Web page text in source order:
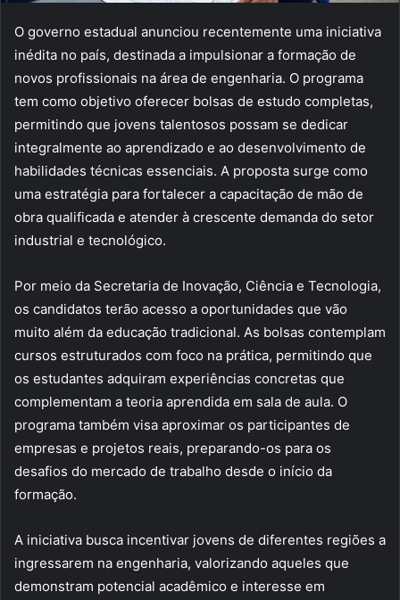
O governo estadual anunciou recentemente uma iniciativa
inédita no país, destinada a impulsionar a formação de
novos profissionais na área de engenharia. O programa
tem como objetivo oferecer bolsas de estudo completas,
permitindo que jovens talentosos possam se dedicar
integralmente ao aprendizado e ao desenvolvimento de
habilidades técnicas essenciais. A proposta surge como
uma estratégia para fortalecer a capacitação de mão de
obra qualificada e atender à crescente demanda do setor
industrial e tecnológico.
Por meio da Secretaria de Inovação, Ciência e Tecnologia,
os candidatos terão acesso a oportunidades que vão
muito além da educação tradicional. As bolsas contemplam
cursos estruturados com foco na prática, permitindo que
os estudantes adquiram experiências concretas que
complementam a teoria aprendida em sala de aula. O
programa também visa aproximar os participantes de
empresas e projetos reais, preparando-os para os
desafios do mercado de trabalho desde o início da
formação.
A iniciativa busca incentivar jovens de diferentes regiões a
ingressarem na engenharia, valorizando aqueles que
demonstram potencial acadêmico e interesse em